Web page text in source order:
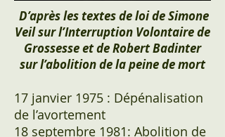
D’après les textes de loi de Simone
Veil sur l’Interruption Volontaire de
Grossesse et de Robert Badinter
sur l’abolition de la peine de mort
17 janvier 1975 : Dépénalisation
de l’avortement
18 septembre 1981: Abolition de